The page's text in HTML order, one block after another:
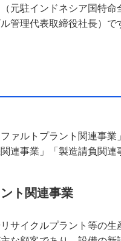
元駐インドネシア国特
管理代表取締役社長）で
ァルトプラント関連事
連事業」「製造請負関連
ト関連事業
サイクルプラント等の